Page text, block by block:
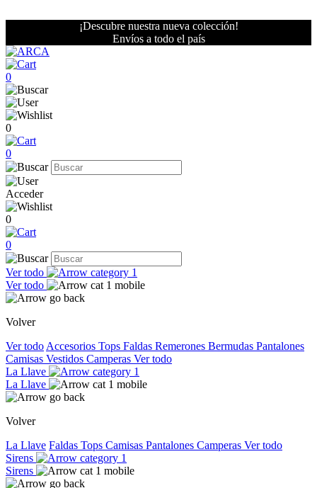
¡Descubre nuestra nueva colección!
Envíos a todo el país
0
0
0
Acceder
0
0
Ver todo
Ver todo
Volver
Ver todo Accesorios Tops Faldas Remerones Bermudas Pantalones
Camisas Vestidos Camperas Ver todo
La Llave
La Llave
Volver
La Llave Faldas Tops Camisas Pantalones Camperas Ver todo
Sirens
Sirens